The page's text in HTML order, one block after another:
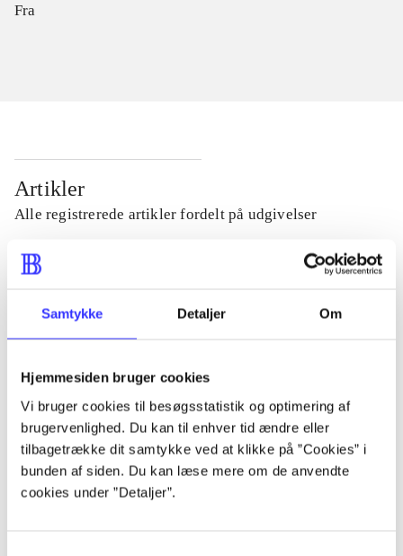
Samtykke Detaljer Om
Hjemmesiden bruger cookies
Vi bruger cookies til besøgsstatistik og optimering af
brugervenlighed. Du kan til enhver tid ændre eller
tilbagetrække dit samtykke ved at klikke på ”Cookies” i
bunden af siden. Du kan læse mere om de anvendte
cookies under ”Detaljer”.
Fra
Artikler
Alle registrerede artikler fordelt på udgivelser
...
...
...